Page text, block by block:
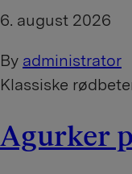
6. august 2026
By administrator
Klassiske
Agurker